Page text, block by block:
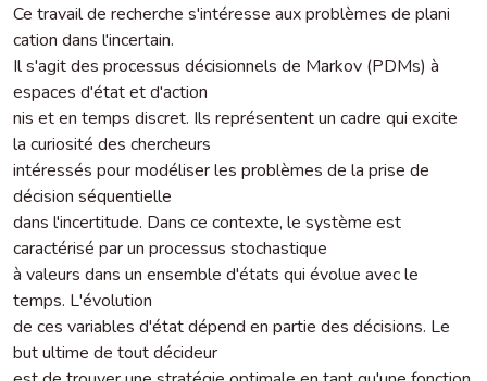
Ce travail de recherche s'intéresse aux problèmes de plani
cation dans l'incertain.
Il s'agit des processus décisionnels de Markov (PDMs) à
espaces d'état et d'action
nis et en temps discret. Ils représentent un cadre qui excite
la curiosité des chercheurs
intéressés pour modéliser les problèmes de la prise de
décision séquentielle
dans l'incertitude. Dans ce contexte, le système est
caractérisé par un processus stochastique
à valeurs dans un ensemble d'états qui évolue avec le
temps. L'évolution
de ces variables d'état dépend en partie des décisions. Le
but ultime de tout décideur